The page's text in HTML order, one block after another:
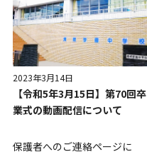
2023年3月14日
【令和5年3月15日】第70回卒
業式の動画配信について
保護者へのご連絡ページに